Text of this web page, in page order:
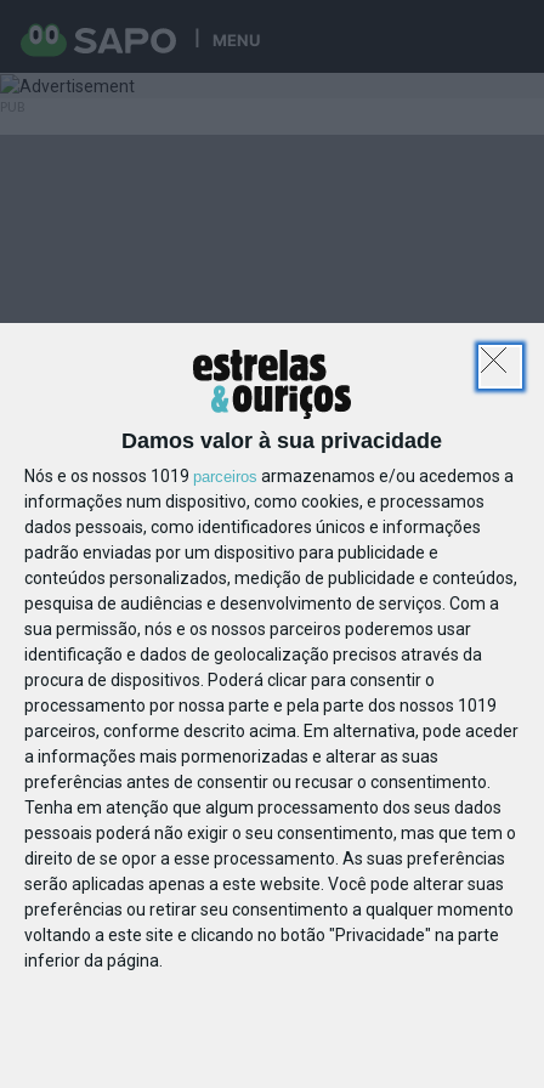
MENU
Damos valor à sua privacidade
Nós e os nossos 1019 parceiros armazenamos e/ou acedemos a
informações num dispositivo, como cookies, e processamos
dados pessoais, como identificadores únicos e informações
padrão enviadas por um dispositivo para publicidade e
conteúdos personalizados, medição de publicidade e conteúdos,
pesquisa de audiências e desenvolvimento de serviços. Com a
sua permissão, nós e os nossos parceiros poderemos usar
identificação e dados de geolocalização precisos através da
procura de dispositivos. Poderá clicar para consentir o
processamento por nossa parte e pela parte dos nossos 1019
parceiros, conforme descrito acima. Em alternativa, pode aceder
a informações mais pormenorizadas e alterar as suas
preferências antes de consentir ou recusar o consentimento.
Tenha em atenção que algum processamento dos seus dados
pessoais poderá não exigir o seu consentimento, mas que tem o
direito de se opor a esse processamento. As suas preferências
serão aplicadas apenas a este website. Você pode alterar suas
preferências ou retirar seu consentimento a qualquer momento
voltando a este site e clicando no botão "Privacidade" na parte
inferior da página.
47495341737237